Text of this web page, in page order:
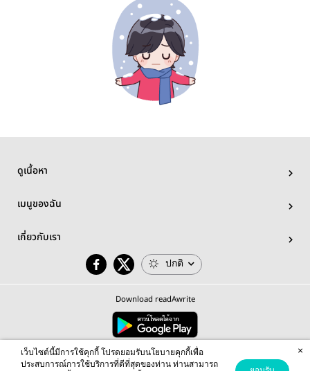
ดูเนื้อหา
เมนูของฉัน
เกี่ยวกับเรา
ปกติ
Download readAwrite
© 2026 readAwrite.com by MEB Corporation Public Company Limited
This site is protected by reCAPTCHA and the Google Privacy Policy Terms of Serviceapply.
เว็บไซต์นี้มีการใช้คุกกี้ โปรดยอมรับนโยบายคุกกี้เพื่อ
ประสบการณ์การใช้บริการที่ดีที่สุดของท่าน ท่านสามารถ
×